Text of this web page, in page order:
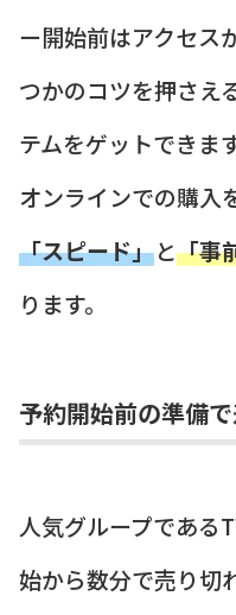
ー開始前はアクセス
つかのコツを押さえ
テムをゲットできます
オンラインでの購入
「スピード」と「事
ります。
予約開始前の準備
人気グループである
始から数分で売り切